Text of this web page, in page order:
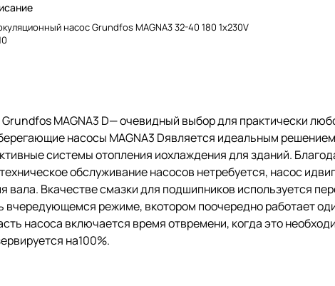
насос Grundfos MAGNA3 32-40 180 1x230V
MAGNA3 D— очевидный выбор для практически
насосы MAGNA3 Dявляется идеальным
системы отопления иохлаждения для зданий.
обслуживание насосов нетребуется, насос
вала. Вкачестве смазки для подшипников используется
вчередующемся режиме, вкотором поочередно работает
насоса включается время отвремени, когда это
на100%.